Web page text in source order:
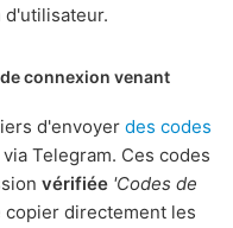
d'utilisateur.
connexion venant
d'envoyer des codes
Telegram. Ces codes
vérifiée 'Codes de
copier directement les